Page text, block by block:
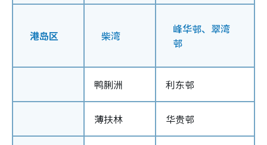
港岛区 柴湾
峰华邨、翠湾
邨
鸭脷洲 利东邨
薄扶林 华贵邨